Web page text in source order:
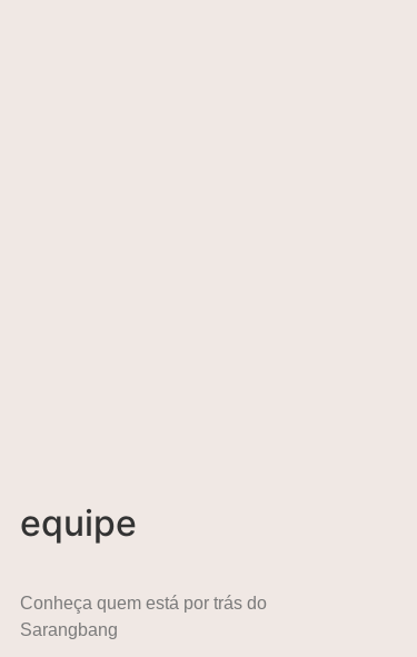
equipe
Conheça quem está por trás do
Sarangbang